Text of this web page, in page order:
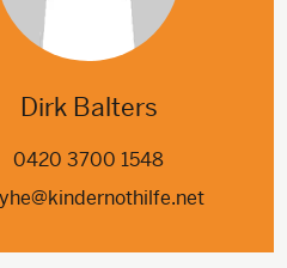
Dirk Balters
0420 3700 1548